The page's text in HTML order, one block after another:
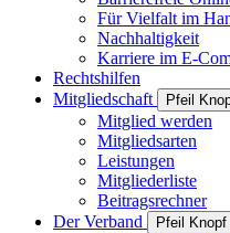
Für Vielfalt im
Nachhaltigkeit
Karriere im E-
Rechtshilfen
Mitgliedschaft
Pfeil
Mitglied werden
Mitgliedsarten
Leistungen
Mitgliederliste
Beitragsrechner
Der Verband
Pfeil Knopf